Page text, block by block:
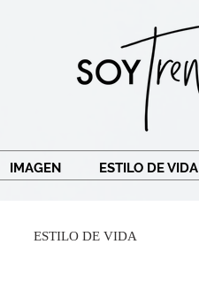
IMAGEN ESTILO DE VIDA
ESTILO DE VIDA